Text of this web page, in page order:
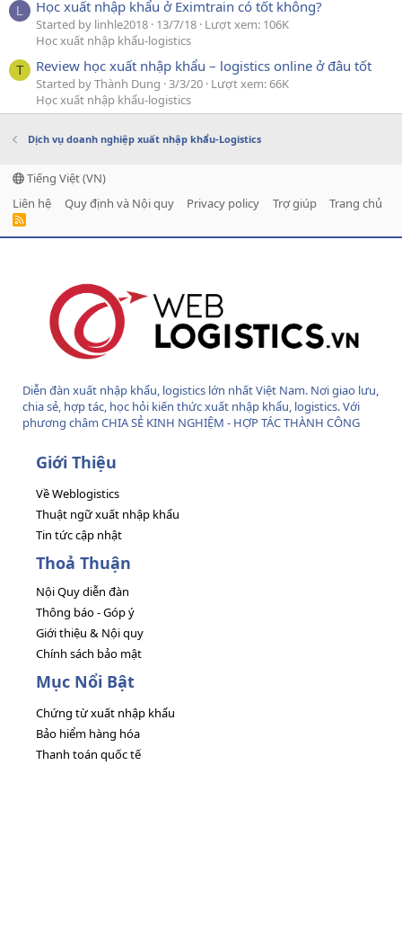
L Học xuất nhập khẩu ở Eximtrain có tốt không?
Started by linhle2018 13/7/18 Lượt xem: 106K
Học xuất nhập khẩu-logistics
T Review học xuất nhập khẩu – logistics online ở đâu tốt
Started by Thành Dung 3/3/20 Lượt xem: 66K
Học xuất nhập khẩu-logistics
Dịch vụ doanh nghiệp xuất nhập khẩu-Logistics
Tiếng Việt (VN)
Liên hệ
Quy định và Nội quy Privacy policy Trợ giúp Trang chủ
R
Diễn đàn xuất nhập khẩu, logistics lớn nhất Việt Nam. Nơi giao lưu,
chia sẻ, hợp tác, học hỏi kiến thức xuất nhập khẩu, logistics. Với
phương châm CHIA SẺ KINH NGHIỆM - HỢP TÁC THÀNH CÔNG
Giới Thiệu
Về Weblogistics
Thuật ngữ xuất nhập khẩu
Tin tức cập nhật
Thoả Thuận
Nội Quy diễn đàn
Thông báo - Góp ý
Giới thiệu & Nội quy
Chính sách bảo mật
Mục Nổi Bật
Chứng từ xuất nhập khẩu
Bảo hiểm hàng hóa
Thanh toán quốc tế